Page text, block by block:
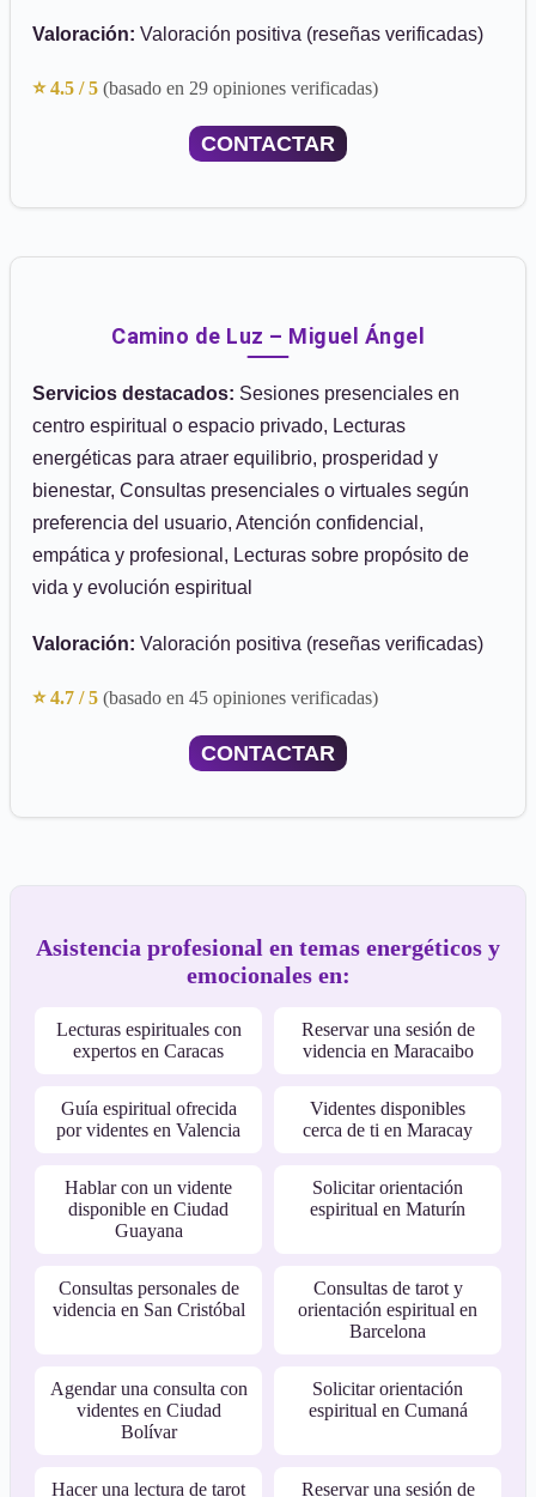
Valoración: Valoración positiva (reseñas verificadas)
⭐ 4.5 / 5 (basado en 29 opiniones verificadas)
CONTACTAR
Camino de Luz – Miguel Ángel
Servicios destacados: Sesiones presenciales en
centro espiritual o espacio privado, Lecturas
energéticas para atraer equilibrio, prosperidad y
bienestar, Consultas presenciales o virtuales según
preferencia del usuario, Atención confidencial,
empática y profesional, Lecturas sobre propósito de
vida y evolución espiritual
Valoración: Valoración positiva (reseñas verificadas)
⭐ 4.7 / 5 (basado en 45 opiniones verificadas)
CONTACTAR
Asistencia profesional en temas energéticos y
emocionales en:
Lecturas espirituales con
expertos en Caracas
Reservar una sesión de
videncia en Maracaibo
Guía espiritual ofrecida
por videntes en Valencia
Videntes disponibles
cerca de ti en Maracay
Hablar con un vidente
disponible en Ciudad
Guayana
Solicitar orientación
espiritual en Maturín
Consultas personales de
videncia en San Cristóbal
Consultas de tarot y
orientación espiritual en
Barcelona
Agendar una consulta con
videntes en Ciudad
Bolívar
Solicitar orientación
espiritual en Cumaná
Hacer una lectura de tarot Reservar una sesión de